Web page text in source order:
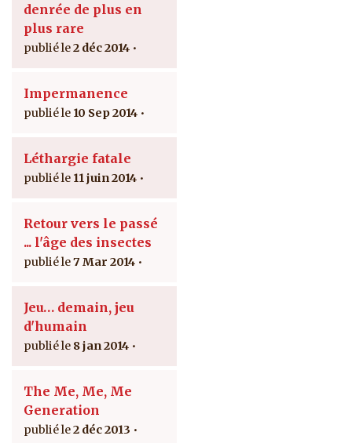
denrée de plus en
plus rare
2 déc 2014
Impermanence
10 Sep 2014
Léthargie fatale
11 juin 2014
Retour vers le passé
... l'âge des insectes
7 Mar 2014
Jeu… demain, jeu
d'humain
8 jan 2014
The Me, Me, Me
Generation
2 déc 2013